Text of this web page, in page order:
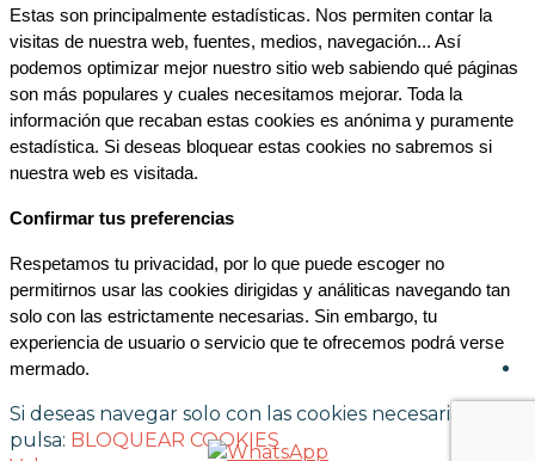
Estas son principalmente estadísticas. Nos permiten contar la
visitas de nuestra web, fuentes, medios, navegación... Así
podemos optimizar mejor nuestro sitio web sabiendo qué páginas
son más populares y cuales necesitamos mejorar. Toda la
información que recaban estas cookies es anónima y puramente
estadística. Si deseas bloquear estas cookies no sabremos si
nuestra web es visitada.
Confirmar tus preferencias
Respetamos tu privacidad, por lo que puede escoger no
permitirnos usar las cookies dirigidas y análiticas navegando tan
solo con las estrictamente necesarias. Sin embargo, tu
experiencia de usuario o servicio que te ofrecemos podrá verse
mermado.
Si deseas navegar solo con las cookies necesarias
pulsa: BLOQUEAR COOKIES